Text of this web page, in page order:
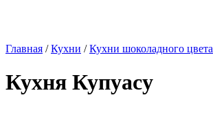
Главная /Кухни /Кухни шоколадного цвета
Кухня Купуасу